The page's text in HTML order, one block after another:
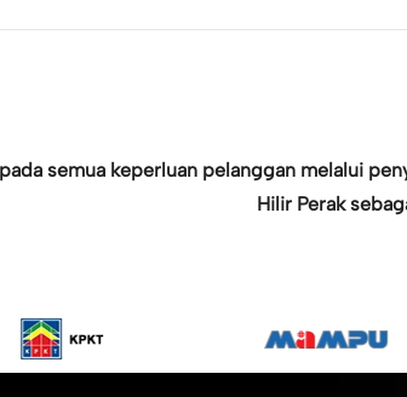
semua keperluan pelanggan melalui
Hilir Perak